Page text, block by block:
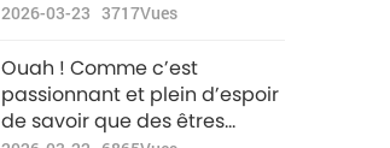
disponibles à un prix
de partager le Don de Dieu
avec ceux qui ne l’ont pas
encore découvert.
2026-03-23 3717Vues
Ouah ! Comme c’est
passionnant et plein d’espoir
de savoir que des êtres